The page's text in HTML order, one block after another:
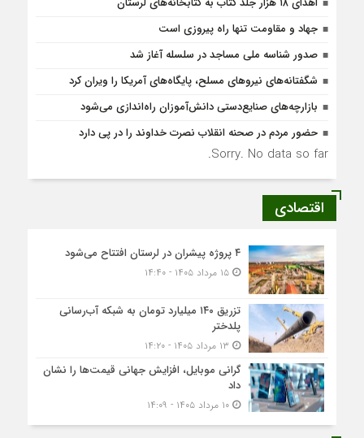
جهاد و مقاومت تنها راه پیروزی است
صدور شناسه ملی مساجد در سلسله آغاز شد
شگفتانه‌های نیروهای مسلح، پایگاه‌های آمریکا را ویران کرد
بازارچه‌های صنایع‌دستی دانش‌آموزان راه‌اندازی می‌شود
حضور مردم در صحنه انقلاب نصرت خداوند را در پی‌ دارد
Sorry. No data so far.
اقتصادی
۴ پروژه پیشران در لرستان افتتاح می‌شود
۱۵ مرداد ۱۴۰۵ - ۱۴:۴۰
تزریق ۱۴۰ میلیارد تومان به شبکه آب‌رسانی
پلدختر
گرانی موبایل، افزایش جهانی قیمت‌ها را نشان
داد
۱۰ مرداد ۱۴۰۵ - ۱۴:۰۹